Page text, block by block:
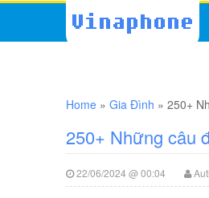
Home » Gia Đình » 250+
250+ Những câu
22/06/2024 @ 00:04